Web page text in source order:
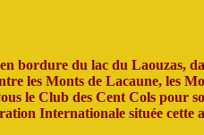
bordure du lac du Laouzas,
les Monts de Lacaune, les
le Club des Cent Cols pour
Internationale située cette